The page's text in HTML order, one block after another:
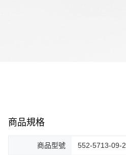
商品規格
商品型號 552-5713-09-2